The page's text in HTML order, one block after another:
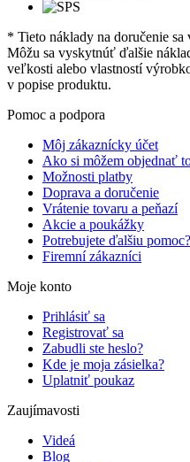
* Tieto náklady na doručenie
Môžu sa vyskytnúť ďalšie
veľkosti alebo vlastností
v popise produktu.
Pomoc a podpora
Môj zákaznícky účet
Ako si môžem objednať
Možnosti platby
Doprava a doručenie
Vrátenie tovaru a peňazí
Akcie a poukážky
Potrebujete ďalšiu pomoc?
Firemní zákazníci
Moje konto
Prihlásiť sa
Registrovať sa
Zabudli ste heslo?
Kde je moja zásielka?
Uplatniť poukaz
Zaujímavosti
Videá
Blog